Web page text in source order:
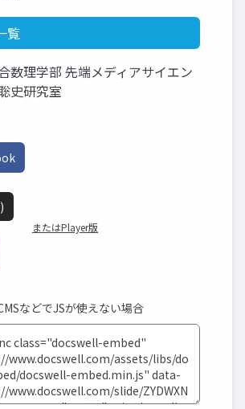
覧
数理学部 先端メディアサイエン
史研究室
またはPlayer版
などでJSが使えない場合